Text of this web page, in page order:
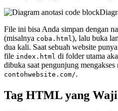
File ini bisa Anda simpan dengan
(misalnya coba.html ), lalu buka
dua kali. Saat sebuah website
file index.html di folder utama
dibuka saat pengunjung
contohwebsite.com/.
Tag HTML yang